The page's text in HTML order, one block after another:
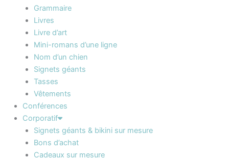
Grammaire
Livres
Livre d’art
Mini-romans d’une ligne
Nom d’un chien
Signets géants
Tasses
Vêtements
Conférences
Corporatif
Signets géants & bikini sur mesure
Bons d’achat
Cadeaux sur mesure